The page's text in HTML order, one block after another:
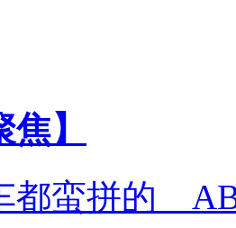
焦】
都蛮拼的